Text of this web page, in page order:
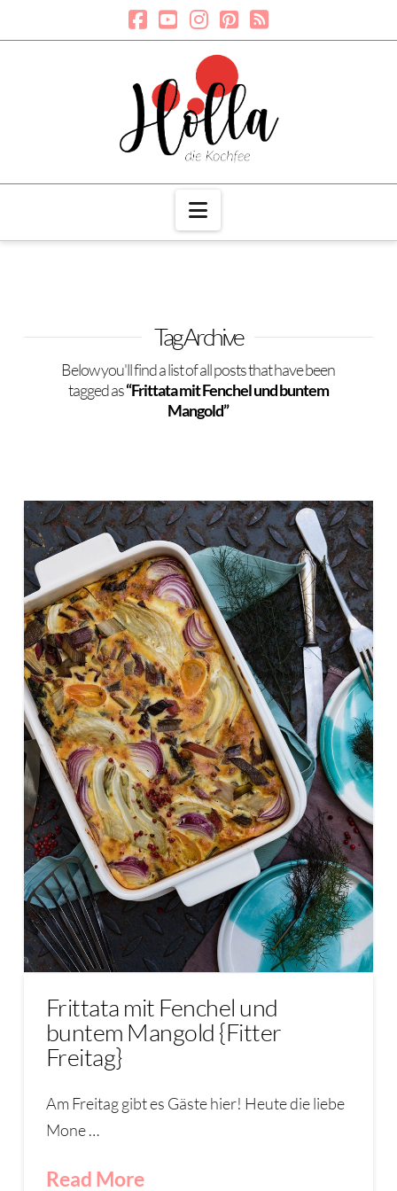
Navigation
Tag Archive
Below you'll find a list of all posts that have been
tagged as“Frittata mit Fenchel und buntem
Mangold”
Frittata mit Fenchel und
buntem Mangold {Fitter
Freitag}
Am Freitag gibt es Gäste hier! Heute die liebe
Mone …
Read More